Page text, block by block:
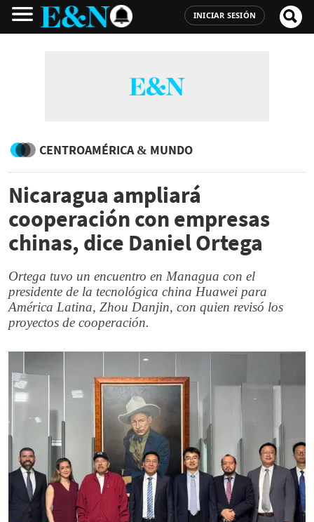
INICIAR SESIÓN
CENTROAMÉRICA & MUNDO
Nicaragua ampliará
cooperación con empresas
chinas, dice Daniel Ortega
Ortega tuvo un encuentro en Managua con el
presidente de la tecnológica china Huawei para
América Latina, Zhou Danjin, con quien revisó los
proyectos de cooperación.